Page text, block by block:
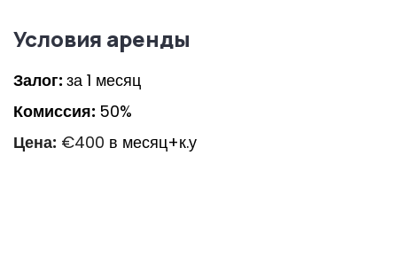
Условия аренды
Залог: за 1 месяц
Комиссия: 50%
Цена: €400 в месяц+к.у